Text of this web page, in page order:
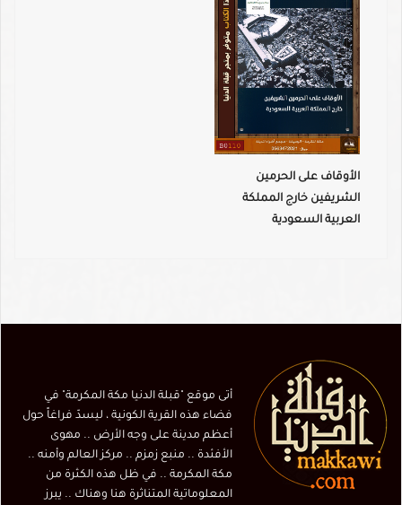
الأوقاف على الحرمين
الشريفين خارج المملكة
العربية السعودية
أتى موقع "قبلة الدنيا مكة المكرمة" في
فضاء هذه القرية الكونية ، ليسدّ فراغاً حول
أعظم مدينة على وجه الأرض .. مهوى
الأفئدة .. منبع زمزم .. مركز العالم وأمنه ..
مكة المكرمة .. في ظل هذه الكثرة من
المعلوماتية المتناثرة هنا وهناك .. يبرز